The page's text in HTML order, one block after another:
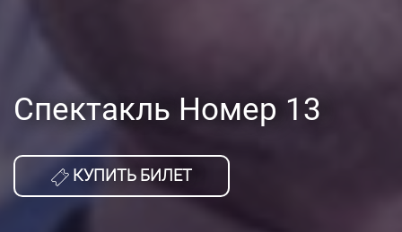
Спектакль Номер 13
КУПИТЬ БИЛЕТ